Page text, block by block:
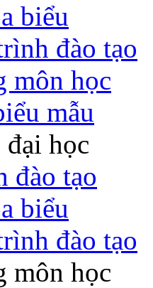
biểu
đào tạo
môn học
mẫu
đại học
đào tạo
biểu
đào tạo
môn học